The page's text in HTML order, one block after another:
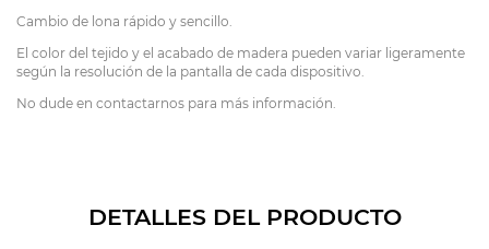
Cambio de lona rápido y sencillo.
El color del tejido y el acabado de madera pueden variar ligeramente
según la resolución de la pantalla de cada dispositivo.
No dude en contactarnos para más información.
DETALLES DEL PRODUCTO